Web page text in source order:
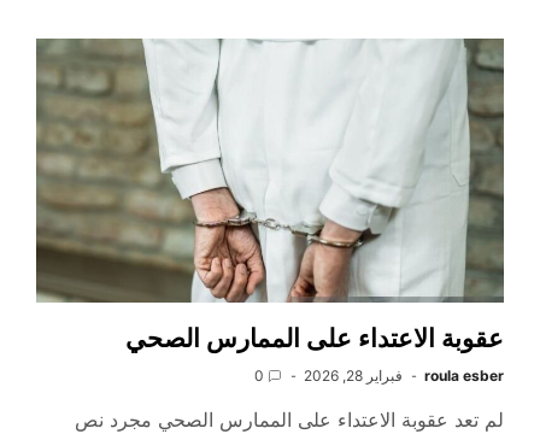
عقوبة الاعتداء على الممارس الصحي
roula esber فبراير 28, 2026 0
لم تعد عقوبة الاعتداء على الممارس الصحي مجرد نص